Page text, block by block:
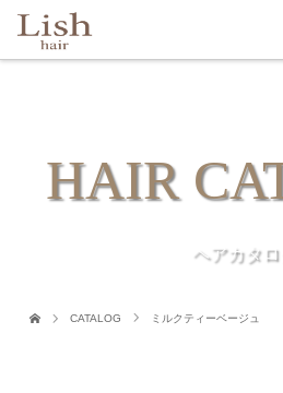
HAIR
ヘアカタ
CATALOG ミルクティーベージュ